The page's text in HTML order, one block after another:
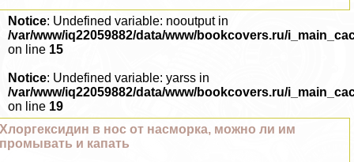
Notice: Undefined variable: nooutput in
/var/www/iq22059882/data/www/bookcovers.ru/
on line 15
Notice: Undefined variable: yarss in
/var/www/iq22059882/data/www/bookcovers.ru/
on line 19
Хлоргексидин в нос от насморка, можно ли им
промывать и капать